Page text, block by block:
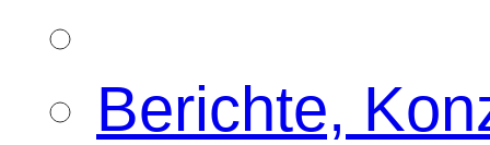
Berichte,